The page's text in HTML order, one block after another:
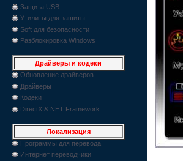
Защита USB
Утилиты для защиты
Soft для безопасности
Разблокировка Windows
Драйверы и кодеки
Обновление драйверов
Драйверы
Кодеки
DirectX & NET Framework
Локализация
Программы для перевода
Интернет переводчики